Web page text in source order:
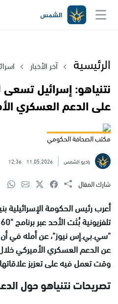
الرئيسية آخر الأخبار
نتنياهو: إسرائيل
على الدعم العسكري
مكتب الصحافة الحكومي
راديو الشمس 11.05.2026
12:36
شارك المقال
أعرب رئيس الحكومة الإسرائيلية
"سي.بي.إس نيوز"، عن أمله في أن
عن الدعم العسكري الأميركي
وقت تعمل فيه على تعزيز
تصريحات نتنياهو حول